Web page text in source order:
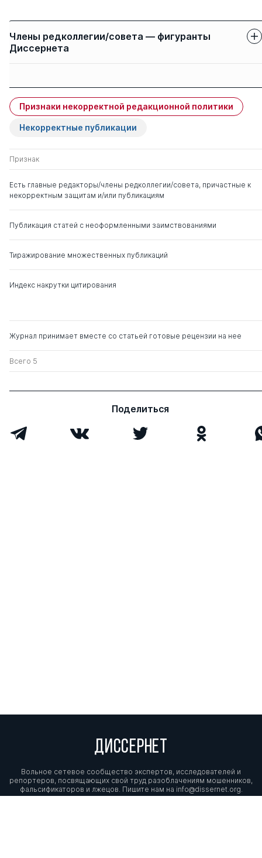
Члены редколлегии/совета — фигуранты
Диссернета
Демичев Алексей
Андреевич
д. ю.н.
к. ист.н.
0 12
Малахов Валерий
Петрович
Признаки некорректной редакционной политики
Некорректные публикации
Признак
Есть главные редакторы/члены редколлегии/совета, причастные к
некорректным защитам и/или публикациям
Публикация статей с неоформленными заимствованиями
Тиражирование множественных публикаций
Индекс накрутки цитирования
Журнал принимает вместе со статьей готовые рецензии на нее
Всего 5
Поделиться
ДИССЕРНЕТ
Вольное сетевое сообщество экспертов, исследователей и
репортеров, посвящающих свой труд разоблачениям мошенников,
фальсификаторов и лжецов. Пишите нам на info@dissernet.org.